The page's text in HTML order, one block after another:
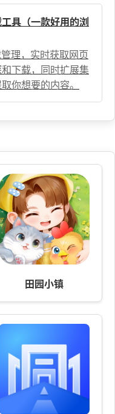
具（一款好用的浏
理，实时获取网页
下载，同时扩展集
你想要的内容。
田园小镇